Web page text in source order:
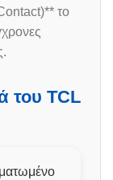
το
του TCL